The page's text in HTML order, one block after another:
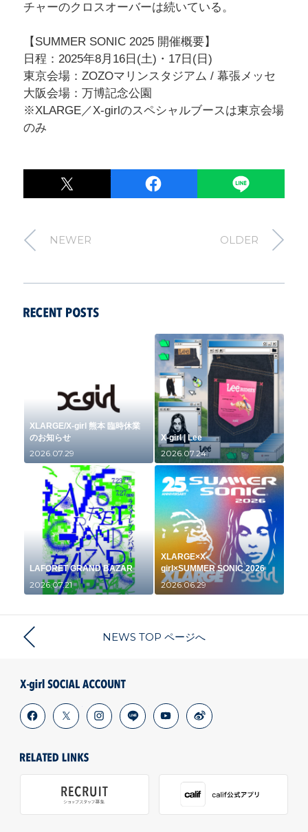
チャーのクロスオーバーは続いている。
【SUMMER SONIC 2025 開催概要】
日程：2025年8月16日(土)・17日(日)
東京会場：ZOZOマリンスタジアム / 幕張メッセ
大阪会場：万博記念公園
※XLARGE／X-girlのスペシャルブースは東京会場
のみ
NEWER OLDER
XLARGE/X-girl 熊本 臨時休業
のお知らせ
2026.07.29
X-girl | Lee
2026.07.24
LAFORET GRAND BAZAR
2026.07.21
XLARGE×X-
girl×SUMMER SONIC 2026
2026.06.29
NEWS TOP ページへ
facebook instagram youtube